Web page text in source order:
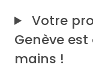
Votre
Genève
mains !